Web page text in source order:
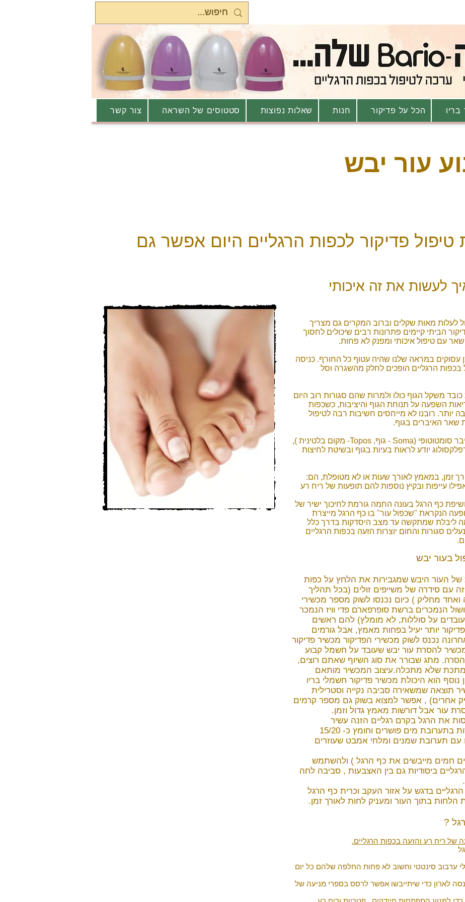
צור קשר סטטוסים של השראה שאלות נפוצות חנות הכל על פדיקור
עור יבש
פדיקור לכפות הרגליים היום אפשר גם
לעשות את זה איכותי
לעלות מאות שקלים וברוב המקרים גם מצריך
הביתי קיימים פתרונות רבים שיכולים לחסוך
עם טיפול איכותי ומפנק לא פחות.
עסוקים במראה שלנו שהיה עטוף כל החורף. כניסה
בכפות הרגליים הופכים לחלק מהשגרה וסל
משקל הגוף כולו ולמרות שהם סגורות רוב היום
השפעה על תנוחת הגוף והיציבות, כשכפות
יותר. רובנו לא מייחסים חשיבות רבה לטיפול
שאר האיברים בגוף.
ברפלקסולוגיה כף הרגל נחשבת איבר סומטוטופי (Soma - גוף, Topos- מקום בלטינית ),
יודע לראות בעיות בגוף ובשיטת לחיצות
זמן, במאמץ לאורך שעות או לא מטופלת, הם:
עייפות ובקיץ נוספות להם תופעות של ריח רע
כף הרגל בעונה החמה גורמת לחיכוך ישיר של
הנקראת "שכפול עור" בו כף הרגל מייצרת
ליבלת שמתקשה עד מצב היסדקות בדרך כלל
סגורות והחום יוצרות הזעה בכפות הרגליים
בעור יבש
העור היבש שמגבירות את הלחץ על כפות
עם סידרה של משייפים זולים (בכל תהליך
מחליק ) כיום נכנסו לשוק מספר מכשירי
ושול הנמכרים ברשת סופרפארם פדי וויז הנמכר
עובדים על סוללות, לא מומלץ) להם ראשים
יותר יעיל בפחות מאמץ, אבל גורמים
נכנס לשוק מכשירי הפדיקור מכשיר פדיקור
להסרת עור יבש שעובד על חשמל קבוע
מתג שבורר את סוג השיוף שאתם רוצים,
מתכת שלא מתכלה.עיצוב המכשיר מותאם
נוסף הוא היכולת מכשיר פדיקור חשמלי בריו
תוצאה שמשאירה סביבה נקייה וסטרילית
אחרים) , אפשר למצוא בשוק גם מספר קרמים
עור אבל דורשות מאמץ גדול וזמן.
את הרגל בקרם רגליים הזנה עשיר
כפות רגליים יבשות אפשר להשרות בתערובת מים פושרים וחומץ כ- 15/20
עם תערובת שמנים ומלחי אמבט שעוזרים
חמים מייבשים את כף הרגל ) ולהשתמש
ביסודיות גם בין האצבעות , סביבה לחה
בדגש על אזור העקב וכרית כף הרגל
בתוך העור ומעניק לחות לאורך זמן.
?
של ריח רע והזעה בכפות הרגליים.
ערבוב סינטטי וחשוב לא פחות החלפה שלהם כל יום
לארון כדי שיתייבשו אפשר לרסס בספרי מניעה של